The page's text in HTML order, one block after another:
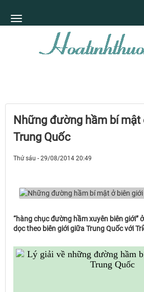
Những đường hầm bí mật
Trung Quốc
Thứ sáu - 29/08/2014 20:49
“hàng chục đường hầm xuyên biên giới”
dọc theo biên giới giữa Trung Quốc với